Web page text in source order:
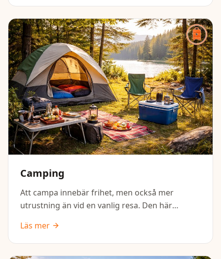
något som behövs.
Camping
Att campa innebär frihet, men också mer
utrustning än vid en vanlig resa. Den här
för ett bekvämt och tryggt campingäventyr,
oavsett om du bor i tält, husbil eller stuga.
Läs mer